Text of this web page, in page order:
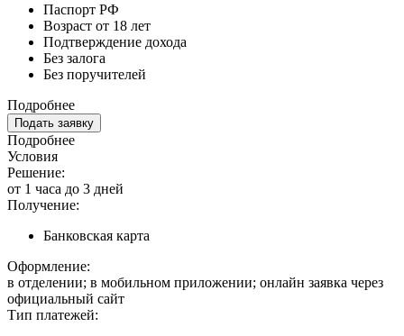
Паспорт РФ
Возраст от 18 лет
Подтверждение дохода
Без залога
Без поручителей
Подробнее
Подать заявку
Подробнее
Условия
Решение:
от 1 часа до 3 дней
Получение:
Банковская карта
Оформление:
в отделении; в мобильном приложении; онлайн заявка через
официальный сайт
Тип платежей: